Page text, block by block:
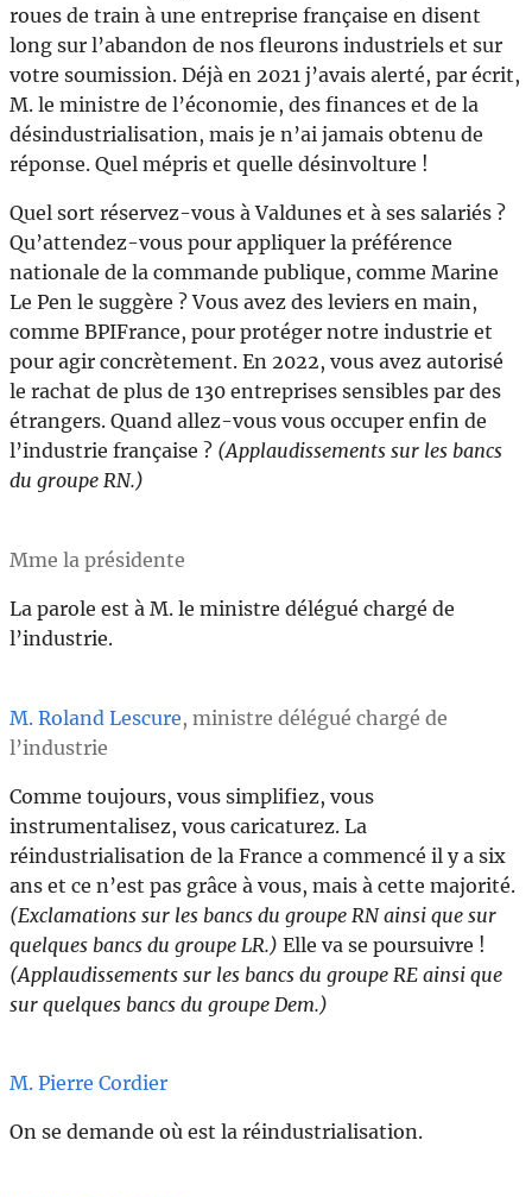
roues de train à une entreprise française en disent
long sur l’abandon de nos fleurons industriels et sur
votre soumission. Déjà en 2021 j’avais alerté, par écrit,
M. le ministre de l’économie, des finances et de la
désindustrialisation, mais je n’ai jamais obtenu de
réponse. Quel mépris et quelle désinvolture !
Quel sort réservez-vous à Valdunes et à ses salariés ?
Qu’attendez-vous pour appliquer la préférence
nationale de la commande publique, comme Marine
Le Pen le suggère ? Vous avez des leviers en main,
comme BPIFrance, pour protéger notre industrie et
pour agir concrètement. En 2022, vous avez autorisé
le rachat de plus de 130 entreprises sensibles par des
étrangers. Quand allez-vous vous occuper enfin de
l’industrie française ? (Applaudissements sur les bancs
du groupe RN.)
Mme la présidente
La parole est à M. le ministre délégué chargé de
l’industrie.
M. Roland Lescure, ministre délégué chargé de
l’industrie
Comme toujours, vous simplifiez, vous
instrumentalisez, vous caricaturez. La
réindustrialisation de la France a commencé il y a six
ans et ce n’est pas grâce à vous, mais à cette majorité.
(Exclamations sur les bancs du groupe RN ainsi que sur
quelques bancs du groupe LR.) Elle va se poursuivre !
(Applaudissements sur les bancs du groupe RE ainsi que
sur quelques bancs du groupe Dem.)
M. Pierre Cordier
On se demande où est la réindustrialisation.